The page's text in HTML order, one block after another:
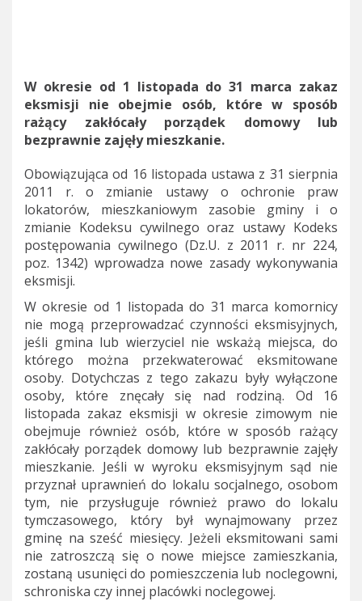
W okresie od 1 listopada do 31 marca zakaz
eksmisji nie obejmie osób, które w sposób
rażący zakłócały porządek domowy lub
bezprawnie zajęły mieszkanie.
Obowiązująca od 16 listopada ustawa z 31 sierpnia
2011 r. o zmianie ustawy o ochronie praw
lokatorów, mieszkaniowym zasobie gminy i o
zmianie Kodeksu cywilnego oraz ustawy Kodeks
postępowania cywilnego (Dz.U. z 2011 r. nr 224,
poz. 1342) wprowadza nowe zasady wykonywania
eksmisji.
W okresie od 1 listopada do 31 marca komornicy
nie mogą przeprowadzać czynności eksmisyjnych,
jeśli gmina lub wierzyciel nie wskażą miejsca, do
którego można przekwaterować eksmitowane
osoby. Dotychczas z tego zakazu były wyłączone
osoby, które znęcały się nad rodziną. Od 16
listopada zakaz eksmisji w okresie zimowym nie
obejmuje również osób, które w sposób rażący
zakłócały porządek domowy lub bezprawnie zajęły
mieszkanie. Jeśli w wyroku eksmisyjnym sąd nie
przyznał uprawnień do lokalu socjalnego, osobom
tym, nie przysługuje również prawo do lokalu
tymczasowego, który był wynajmowany przez
gminę na sześć miesięcy. Jeżeli eksmitowani sami
nie zatroszczą się o nowe miejsce zamieszkania,
zostaną usunięci do pomieszczenia lub noclegowni,
schroniska czy innej placówki noclegowej.